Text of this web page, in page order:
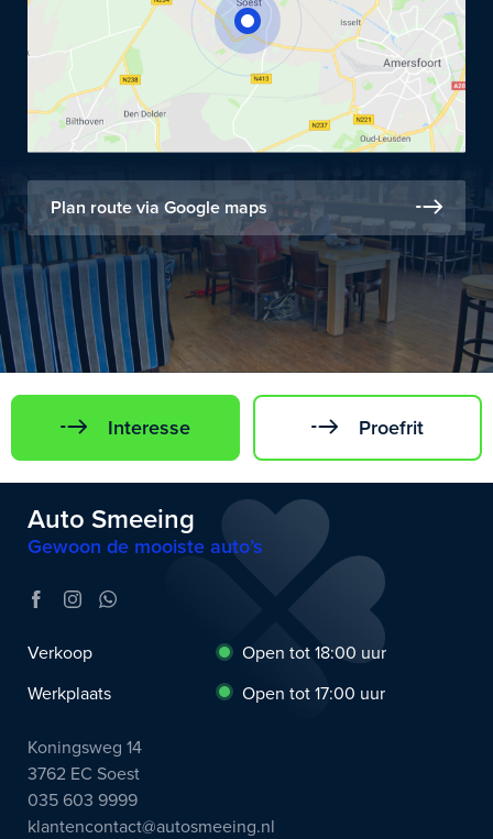
Plan route via Google maps
Interesse Proefrit
Auto Smeeing
Gewoon de mooiste auto’s
Verkoop
Open tot 18:00 uur
Werkplaats
Open tot 17:00 uur
Koningsweg 14
3762 EC Soest
035 603 9999
klantencontact@autosmeeing.nl